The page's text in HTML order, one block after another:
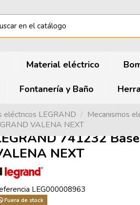
Material eléctrico
Fontanería y Baño
eléctricos LEGRAND Mecanismos
VALENA NEXT
741232
NEXT
LEG000008963
Fuera de stock